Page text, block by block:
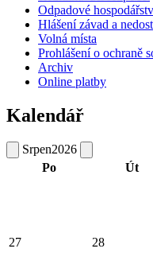
Odpadové
Hlášení závad a
Volná místa
Prohlášení o ochraně
Archiv
Online platby
Kalendář
Srpen2026
Po
Út
27 28